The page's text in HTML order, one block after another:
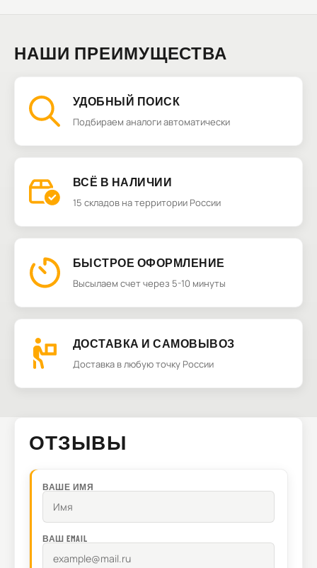
НАШИ ПРЕИМУЩЕСТВА
УДОБНЫЙ ПОИСК
Подбираем аналоги автоматически
ВСЁ В НАЛИЧИИ
15 складов на территории России
БЫСТРОЕ ОФОРМЛЕНИЕ
Высылаем счет через 5-10 минуты
ДОСТАВКА И САМОВЫВОЗ
Доставка в любую точку России
ОТЗЫВЫ
ВАШЕ ИМЯ
ВАШ EMAIL